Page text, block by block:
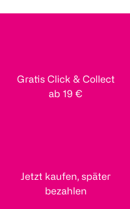
Gratis Click & Collect
ab 19 €
Jetzt kaufen, später
bezahlen